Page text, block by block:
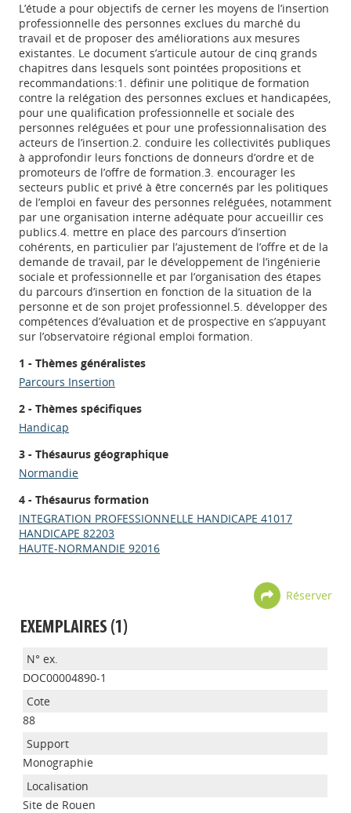
L’étude a pour objectifs de cerner les moyens de l’insertion
professionnelle des personnes exclues du marché du
travail et de proposer des améliorations aux mesures
existantes. Le document s’articule autour de cinq grands
chapitres dans lesquels sont pointées propositions et
recommandations:1. définir une politique de formation
contre la relégation des personnes exclues et handicapées,
pour une qualification professionnelle et sociale des
personnes reléguées et pour une professionnalisation des
acteurs de l’insertion.2. conduire les collectivités publiques
à approfondir leurs fonctions de donneurs d’ordre et de
promoteurs de l’offre de formation.3. encourager les
secteurs public et privé à être concernés par les politiques
de l’emploi en faveur des personnes reléguées, notamment
par une organisation interne adéquate pour accueillir ces
publics.4. mettre en place des parcours d’insertion
cohérents, en particulier par l’ajustement de l’offre et de la
demande de travail, par le développement de l’ingénierie
sociale et professionnelle et par l’organisation des étapes
du parcours d’insertion en fonction de la situation de la
personne et de son projet professionnel.5. développer des
compétences d’évaluation et de prospective en s’appuyant
sur l’observatoire régional emploi formation.
1 - Thèmes généralistes
Parcours Insertion
2 - Thèmes spécifiques
Handicap
3 - Thésaurus géographique
Normandie
4 - Thésaurus formation
INTEGRATION PROFESSIONNELLE HANDICAPE 41017
HANDICAPE 82203
HAUTE-NORMANDIE 92016
Réserver
EXEMPLAIRES (1)
DOC00004890-1
88
Monographie
Site de Rouen